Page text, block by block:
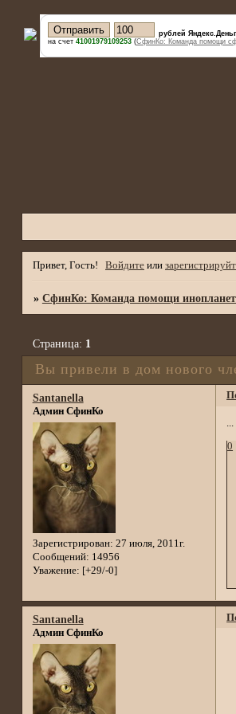
рублей
на счет 41001979109253(СфинКо: Команда помощи
Привет, Гость! Войдите или
» СфинКо: Команда помощи
Вы привели в дом нового
Страница: 1
Santanella
Админ СфинКо
Зарегистрирован: 27 июля, 2011г.
Сообщений: 14956
Уважение: [+29/-0]
...
0
Santanella
Админ СфинКо